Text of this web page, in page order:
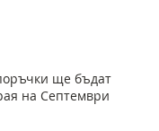
ще бъдат
на Септември